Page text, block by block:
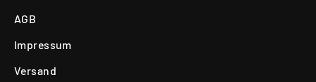
AGB
Impressum
Versand